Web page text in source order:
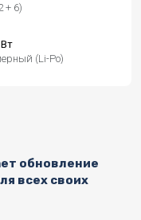
+ 6)
(Li-Po)
обновление
всех своих